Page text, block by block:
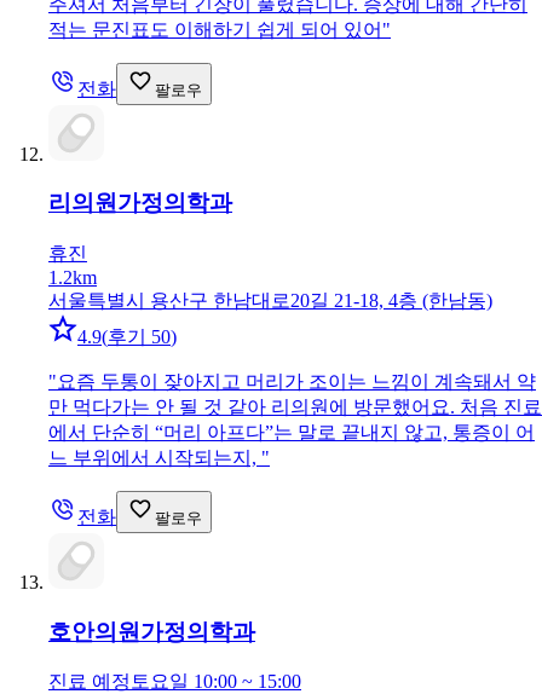
적는 문진표도 이해하기 쉽게 되어 있어 "
전화 팔로우
리의원가정의학과
휴진
1.2km
서울특별시 용산구 한남대로20길 21-18, 4층 (한남동)
4.9(후기 50)
"요즘 두통이 잦아지고 머리가 조이는 느낌이 계속돼서 약
만 먹다가는 안 될 것 같아 리의원에 방문했어요. 처음 진료
에서 단순히 “머리 아프다”는 말로 끝내지 않고, 통증이 어
느 부위에서 시작되는지, "
전화 팔로우
호안의원 가정의학과
진료 예정 토요일 10:00 ~ 15:00